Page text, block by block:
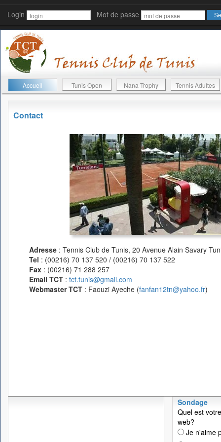
Login Mot de passe
Accueil Tunis Open Nana Trophy Tennis Adultes
Contact
Adresse : Tennis Club de Tunis, 20 Avenue Alain Savary
Tel : (00216) 70 137 520 / (00216) 70 137 522
Fax : (00216) 71 288 257
Email TCT : tct.tunis@gmail.com
Webmaster TCT : Faouzi Ayeche (fanfan12tn@yahoo.fr)
Sondage
Quel est
web?
Je n'aime